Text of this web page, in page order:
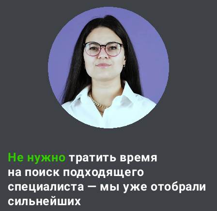
Не нужно тратить время
на поиск подходящего
специалиста — мы уже отобрали
сильнейших